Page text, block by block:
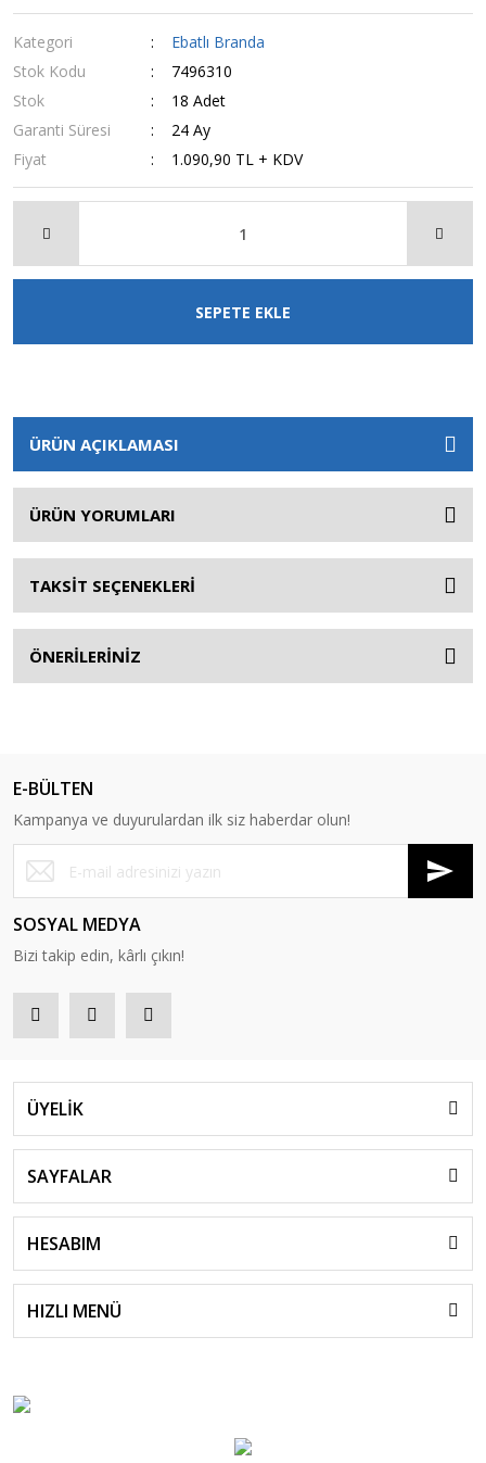
Kategori
Ebatlı Branda
Stok Kodu
7496310
Stok
18 Adet
Garanti Süresi
24 Ay
Fiyat
1.090,90 TL + KDV
SEPETE EKLE
ÜRÜN AÇIKLAMASI
ÜRÜN YORUMLARI
TAKSİT SEÇENEKLERİ
ÖNERİLERİNİZ
E-BÜLTEN
Kampanya ve duyurulardan ilk siz haberdar olun!
SOSYAL MEDYA
Bizi takip edin, kârlı çıkın!
ÜYELİK
SAYFALAR
HESABIM
HIZLI MENÜ